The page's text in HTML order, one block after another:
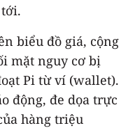
biểu đồ giá, cộng
mặt nguy cơ bị
Pi từ ví (wallet).
động, đe dọa trực
hàng triệu